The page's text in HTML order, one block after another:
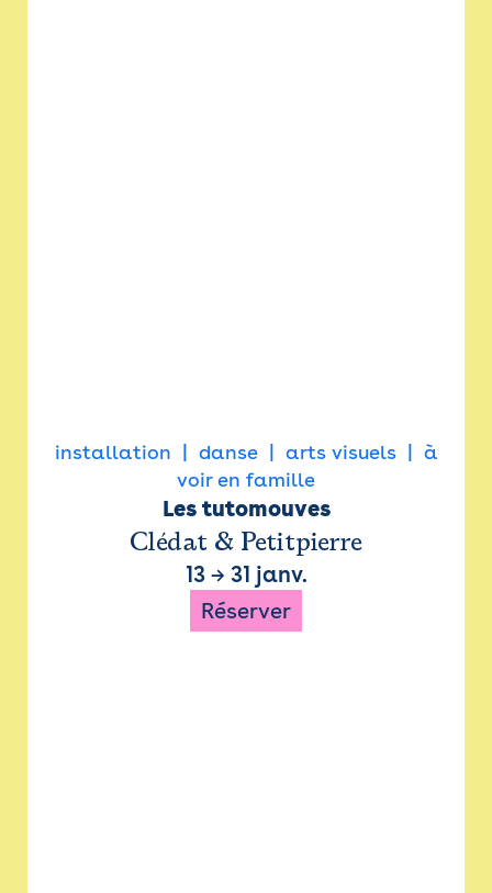
installation danse arts visuels
à
voir en famille
Les tutomouves
Clédat & Petitpierre
13→ 31 janv.
Réserver